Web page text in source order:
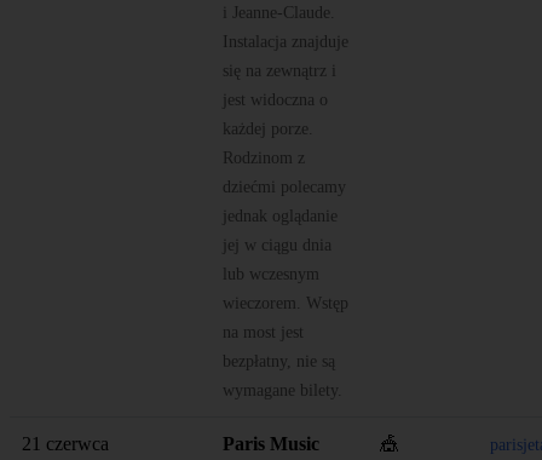
i Jeanne-Claude.
Instalacja znajduje
się na zewnątrz i
jest widoczna o
każdej porze.
Rodzinom z
dziećmi polecamy
jednak oglądanie
jej w ciągu dnia
lub wczesnym
wieczorem. Wstęp
na most jest
bezpłatny, nie są
wymagane bilety.
21 czerwca
Paris Music
🎪